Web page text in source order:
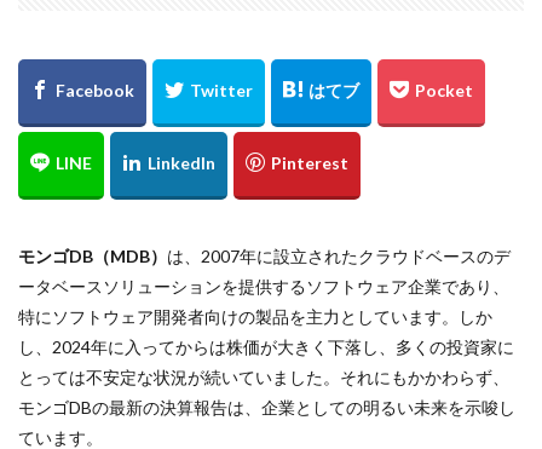
モンゴDB（MDB） は、2007年に設立されたクラウドベースのデ
ータベースソリューションを提供するソフトウェア企業であり、
特にソフトウェア開発者向けの製品を主力としています。しか
し、2024年に入ってからは株価が大きく下落し、多くの投資家に
とっては不安定な状況が続いていました。それにもかかわらず、
モンゴDBの最新の決算報告は、企業としての明るい未来を示唆し
ています。